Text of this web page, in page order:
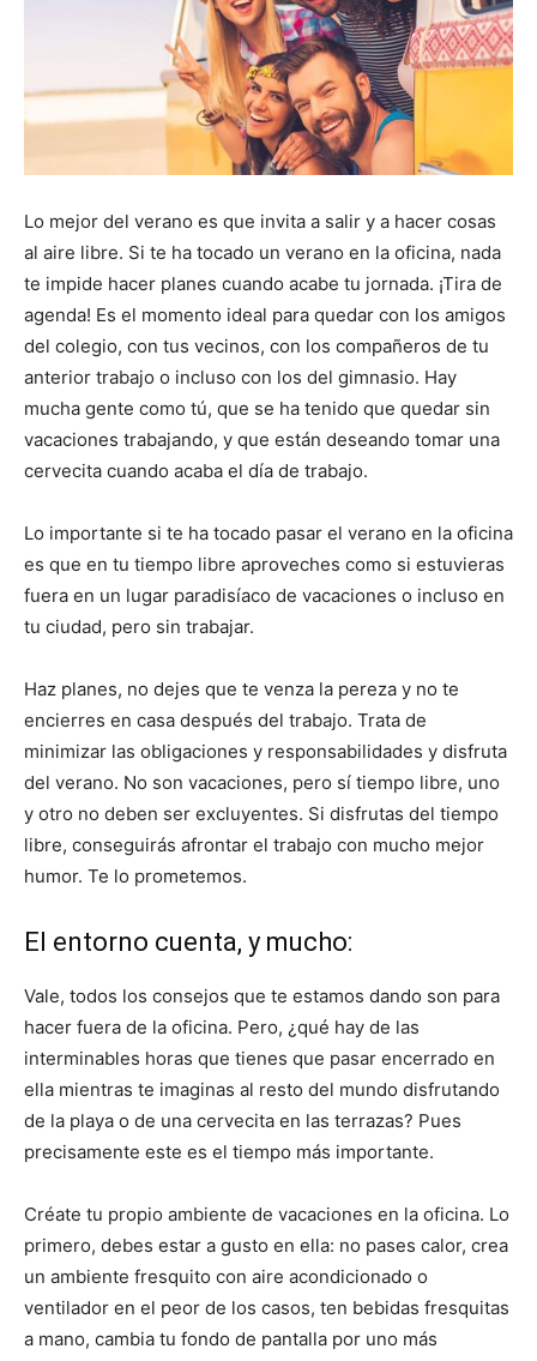
Lo mejor del verano es que invita a salir y a hacer cosas
al aire libre. Si te ha tocado un verano en la oficina, nada
te impide hacer planes cuando acabe tu jornada. ¡Tira de
agenda! Es el momento ideal para quedar con los amigos
del colegio, con tus vecinos, con los compañeros de tu
anterior trabajo o incluso con los del gimnasio. Hay
mucha gente como tú, que se ha tenido que quedar sin
vacaciones trabajando, y que están deseando tomar una
cervecita cuando acaba el día de trabajo.
Lo importante si te ha tocado pasar el verano en la oficina
es que en tu tiempo libre aproveches como si estuvieras
fuera en un lugar paradisíaco de vacaciones o incluso en
tu ciudad, pero sin trabajar.
Haz planes, no dejes que te venza la pereza y no te
encierres en casa después del trabajo. Trata de
minimizar las obligaciones y responsabilidades y disfruta
del verano. No son vacaciones, pero sí tiempo libre, uno
y otro no deben ser excluyentes. Si disfrutas del tiempo
libre, conseguirás afrontar el trabajo con mucho mejor
humor. Te lo prometemos.
El entorno cuenta, y mucho:
Vale, todos los consejos que te estamos dando son para
hacer fuera de la oficina. Pero, ¿qué hay de las
interminables horas que tienes que pasar encerrado en
ella mientras te imaginas al resto del mundo disfrutando
de la playa o de una cervecita en las terrazas? Pues
precisamente este es el tiempo más importante.
Créate tu propio ambiente de vacaciones en la oficina. Lo
primero, debes estar a gusto en ella: no pases calor, crea
un ambiente fresquito con aire acondicionado o
ventilador en el peor de los casos, ten bebidas fresquitas
a mano, cambia tu fondo de pantalla por uno más